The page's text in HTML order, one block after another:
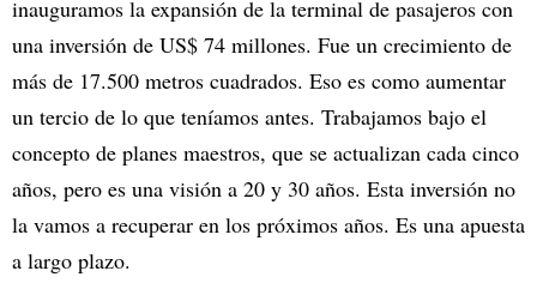
inauguramos la expansión de la terminal de pasajeros con
una inversión de US$ 74 millones. Fue un crecimiento de
más de 17.500 metros cuadrados. Eso es como aumentar
un tercio de lo que teníamos antes. Trabajamos bajo el
concepto de planes maestros, que se actualizan cada cinco
años, pero es una visión a 20 y 30 años. Esta inversión no
la vamos a recuperar en los próximos años. Es una apuesta
a largo plazo.